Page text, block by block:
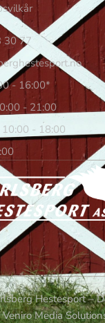
30 77
- 16:00*
- 21:00
10:00 - 18:00
Hestesport –
Veniro Media